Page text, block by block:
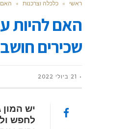
ראשי » כלכלה וצרכנות » האם
האם להיות
שכירים
21 ביולי 2022
יש
לחפש